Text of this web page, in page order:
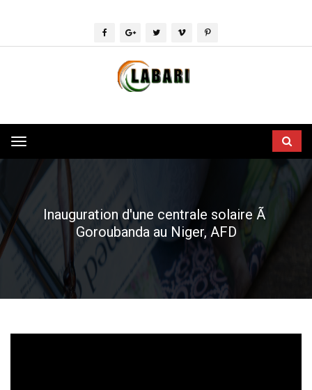
Toggle
navigation
Inauguration d'une centrale solaire Ã
Goroubanda au Niger, AFD